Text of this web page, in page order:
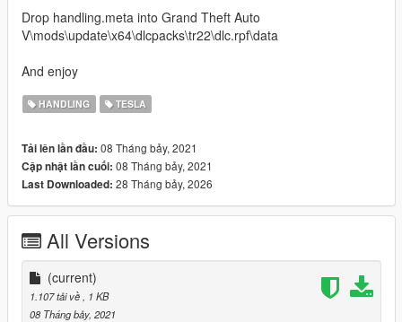
Drop handling.meta into Grand Theft Auto
V\mods\update\x64\dlcpacks\tr22\dlc.rpf\data
And enjoy
HANDLING TESLA
Tải lên lần đầu: 08 Tháng bảy, 2021
Cập nhật lần cuối: 08 Tháng bảy, 2021
Last Downloaded: 28 Tháng bảy, 2026
All Versions
(current)
1.107 tải về
, 1 KB
08 Tháng bảy, 2021